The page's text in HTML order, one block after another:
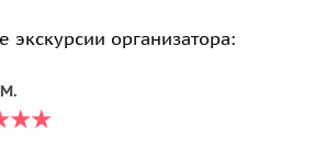
экскурсии организатора: